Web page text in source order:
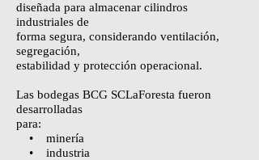
diseñada para almacenar cilindros
industriales de
forma segura, considerando ventilación,
segregación,
estabilidad y protección operacional.
Las bodegas BCG SCLaForesta fueron
desarrolladas
para:
• minería
• industria